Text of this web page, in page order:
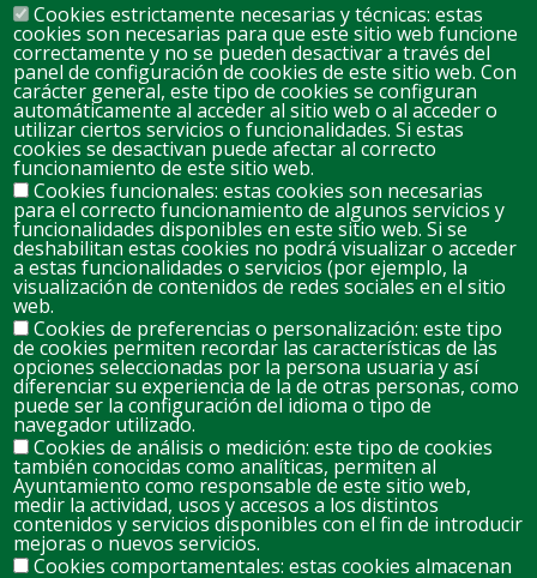
D L M M J V S
26 27 28 29 30 31
2 3 4 5 6 7 8
16 17 18 19 20 21 22
23 24 25 26 27 28 29
30 31 1 2 3 4 5
Cookies estrictamente necesarias y técnicas: estas
cookies son necesarias para que este sitio web funcione
correctamente y no se pueden desactivar a través del
panel de configuración de cookies de este sitio web. Con
carácter general, este tipo de cookies se configuran
automáticamente al acceder al sitio web o al acceder o
utilizar ciertos servicios o funcionalidades. Si estas
cookies se desactivan puede afectar al correcto
funcionamiento de este sitio web.
Cookies funcionales: estas cookies son necesarias
para el correcto funcionamiento de algunos servicios y
funcionalidades disponibles en este sitio web. Si se
deshabilitan estas cookies no podrá visualizar o acceder
a estas funcionalidades o servicios (por ejemplo, la
visualización de contenidos de redes sociales en el sitio
web.
Cookies de preferencias o personalización: este tipo
de cookies permiten recordar las características de las
opciones seleccionadas por la persona usuaria y así
diferenciar su experiencia de la de otras personas, como
puede ser la configuración del idioma o tipo de
navegador utilizado.
Cookies de análisis o medición: este tipo de cookies
también conocidas como analíticas, permiten al
Ayuntamiento como responsable de este sitio web,
medir la actividad, usos y accesos a los distintos
contenidos y servicios disponibles con el fin de introducir
mejoras o nuevos servicios.
Cookies comportamentales: estas cookies almacenan